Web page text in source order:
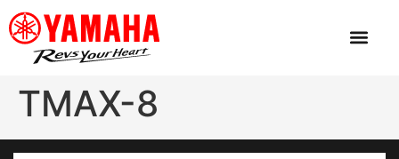
TMAX-8